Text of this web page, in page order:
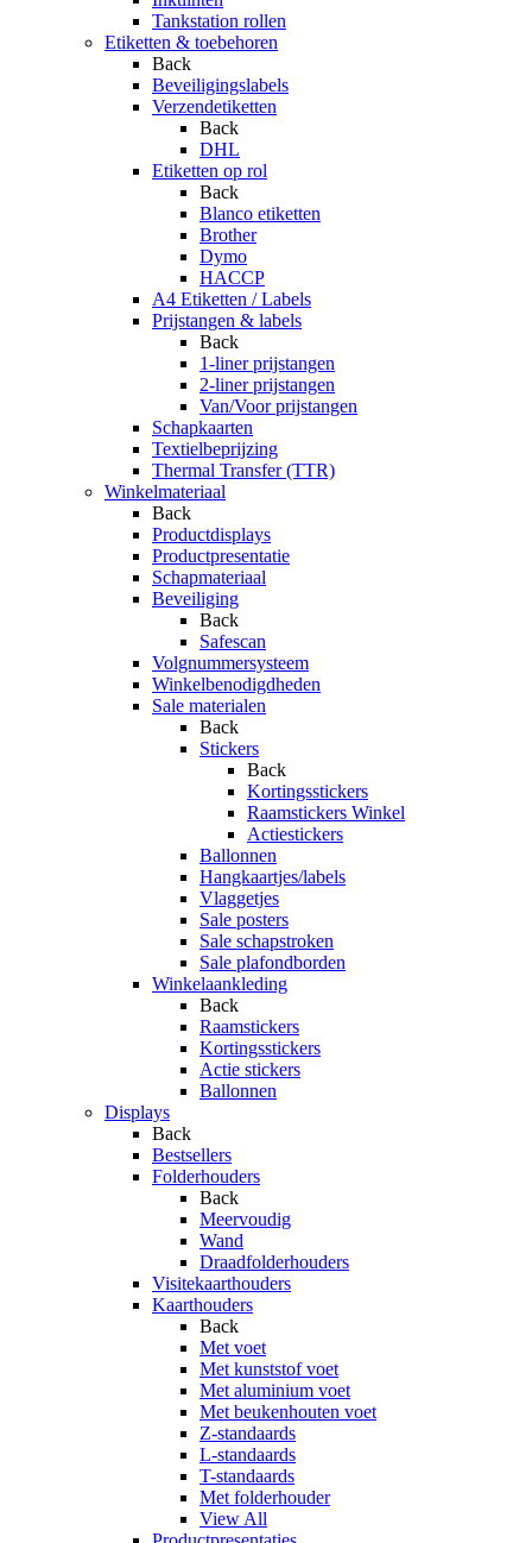
Tankstation rollen
Etiketten & toebehoren
Back
Beveiligingslabels
Verzendetiketten
Back
DHL
Etiketten op rol
Back
Blanco etiketten
Brother
Dymo
HACCP
A4 Etiketten / Labels
Prijstangen & labels
Back
1-liner prijstangen
2-liner prijstangen
Van/Voor prijstangen
Schapkaarten
Textielbeprijzing
Thermal Transfer (TTR)
Winkelmateriaal
Back
Productdisplays
Productpresentatie
Schapmateriaal
Beveiliging
Back
Safescan
Volgnummersysteem
Winkelbenodigdheden
Sale materialen
Back
Stickers
Back
Kortingsstickers
Raamstickers Winkel
Actiestickers
Ballonnen
Hangkaartjes/labels
Vlaggetjes
Sale posters
Sale schapstroken
Sale plafondborden
Winkelaankleding
Back
Raamstickers
Kortingsstickers
Actie stickers
Ballonnen
Displays
Back
Bestsellers
Folderhouders
Back
Meervoudig
Wand
Draadfolderhouders
Visitekaarthouders
Kaarthouders
Back
Met voet
Met kunststof voet
Met aluminium voet
Met beukenhouten voet
Z-standaards
L-standaards
T-standaards
Met folderhouder
View All